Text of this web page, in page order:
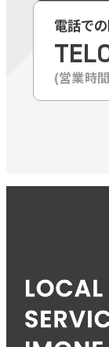
電話で
TEL
(営業時